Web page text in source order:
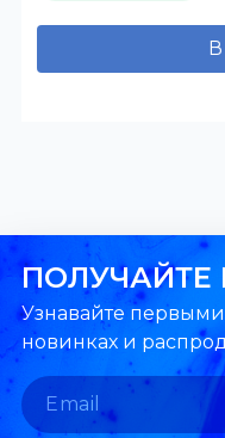
ПОЛУЧАЙТЕ
Узнавайте
новинках и